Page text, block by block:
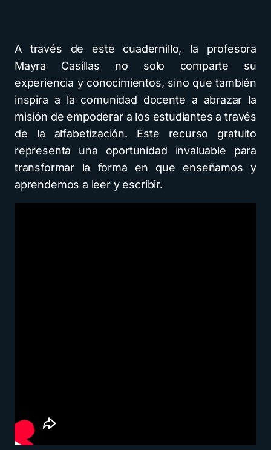
A través de este cuadernillo, la profesora
Mayra Casillas no solo comparte su
experiencia y conocimientos, sino que también
inspira a la comunidad docente a abrazar la
misión de empoderar a los estudiantes a través
de la alfabetización. Este recurso gratuito
representa una oportunidad invaluable para
transformar la forma en que enseñamos y
aprendemos a leer y escribir.